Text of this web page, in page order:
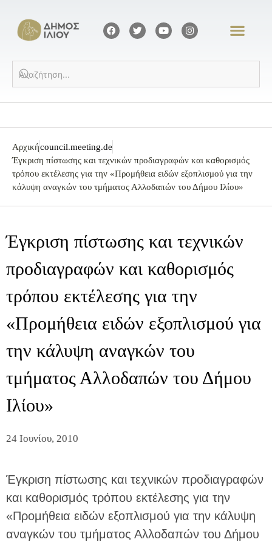
Αρχικήcouncil.meeting.de
Έγκριση πίστωσης και τεχνικών προδιαγραφών και καθορισμός
τρόπου εκτέλεσης για την «Προμήθεια ειδών εξοπλισμού για την
κάλυψη αναγκών του τμήματος Αλλοδαπών του Δήμου Ιλίου»
Έγκριση πίστωσης και τεχνικών
προδιαγραφών και καθορισμός
τρόπου εκτέλεσης για την
«Προμήθεια ειδών εξοπλισμού για
την κάλυψη αναγκών του
τμήματος Αλλοδαπών του Δήμου
Ιλίου»
24 Ιουνίου, 2010
Έγκριση πίστωσης και τεχνικών προδιαγραφών
και καθορισμός τρόπου εκτέλεσης για την
«Προμήθεια ειδών εξοπλισμού για την κάλυψη
αναγκών του τμήματος Αλλοδαπών του Δήμου